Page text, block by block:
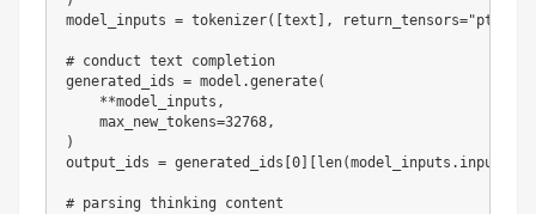
model_inputs = tokenizer( text , return_tensors="pt"
# conduct text completion
generated_ids = model .generate(
**model_inputs ,
    max_new_tokens
=32768,
)
output_ids = generated_ids 0 len(model_inputs . input_ids
# parsing thinking content